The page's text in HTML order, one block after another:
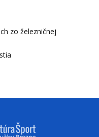
zo železničnej